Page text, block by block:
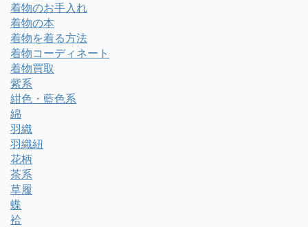
着物のお手入れ
着物の本
着物を着る方法
着物コーディネート
着物買取
紫系
紺色・藍色系
綿
羽織
羽織紐
花柄
茶系
草履
蝶
袷